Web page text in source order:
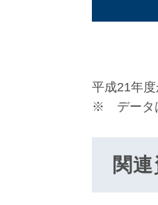
平成21年度
※ データ
関